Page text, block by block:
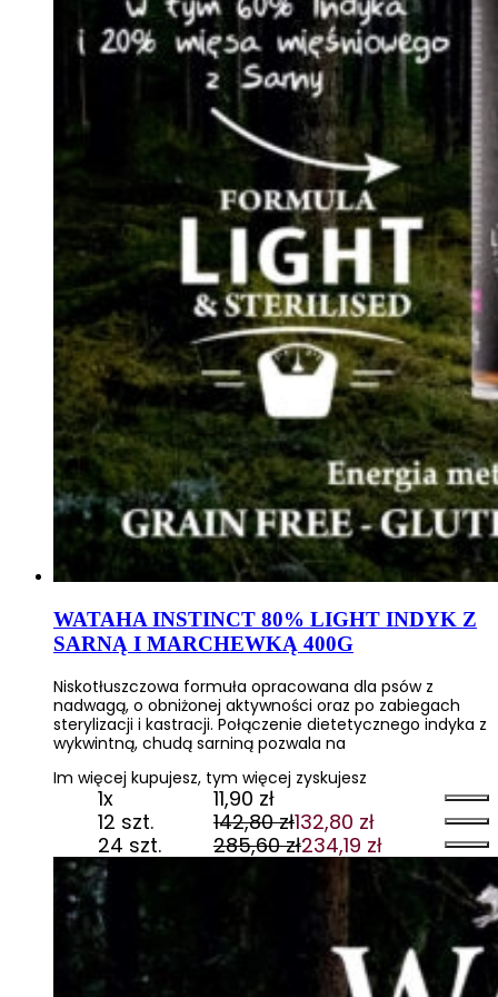
WATAHA INSTINCT 80% LIGHT INDYK Z
SARNĄ I MARCHEWKĄ 400G
Niskotłuszczowa formuła opracowana dla psów z
nadwagą, o obniżonej aktywności oraz po zabiegach
sterylizacji i kastracji. Połączenie dietetycznego indyka z
wykwintną, chudą sarniną pozwala na
Im więcej kupujesz, tym więcej zyskujesz
1x 11,90 zł
12 szt.
142,80zł
Pierwotna
cena
142,80 zł.
132,80 zł
Aktualna
cena
132,80 zł.
24 szt. 285,60zł
Pierwotna
wynosiła:
234,19 zł
Aktualna
wynosi: